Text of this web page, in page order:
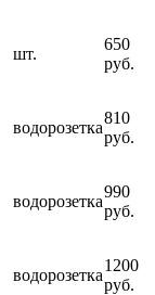
шт.
650
руб.
водорозетка
810
руб.
водорозетка
990
руб.
водорозетка
1200
руб.